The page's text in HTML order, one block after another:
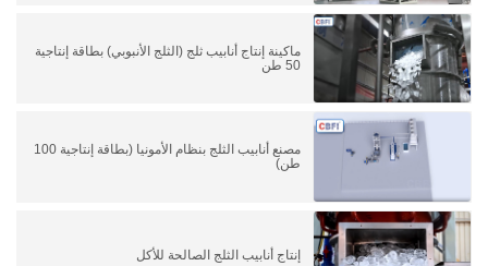
ماكينة إنتاج أنابيب ثلج (الثلج الأنبوبي) بطاقة إنتاجية
50 طن
مصنع أنابيب الثلج بنظام الأمونيا (بطاقة إنتاجية 100
طن)
إنتاج أنابيب الثلج الصالحة للأكل